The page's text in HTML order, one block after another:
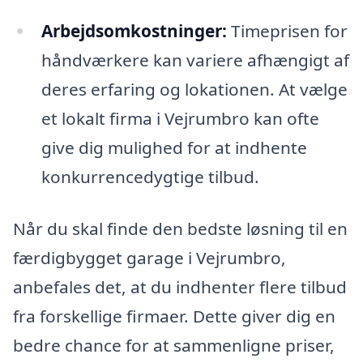
Arbejdsomkostninger: Timeprisen for
håndværkere kan variere afhængigt af
deres erfaring og lokationen. At vælge
et lokalt firma i Vejrumbro kan ofte
give dig mulighed for at indhente
konkurrencedygtige tilbud.
Når du skal finde den bedste løsning til en
færdigbygget garage i Vejrumbro,
anbefales det, at du indhenter flere tilbud
fra forskellige firmaer. Dette giver dig en
bedre chance for at sammenligne priser,